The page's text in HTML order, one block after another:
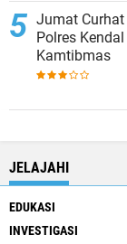
Jumat Curhat
Polres
Kamtibmas
JELAJAHI
EDUKASI
INVESTIGASI